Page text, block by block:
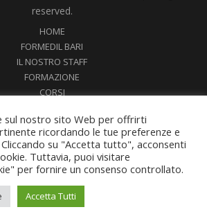
reserved.
HOME
FORMEDIL BARI
IL NOSTRO STAFF
FORMAZIONE
CORSI
SEMINARI
DOCUMENTI
MULTIMEDIA
ORGANIZZATIVO 231
sul nostro sito Web per offrirti
ricordando le tue preferenze e
su "Accetta tutto", acconsenti
Tuttavia, puoi visitare
per fornire un consenso controllato.
Accetta Tutti